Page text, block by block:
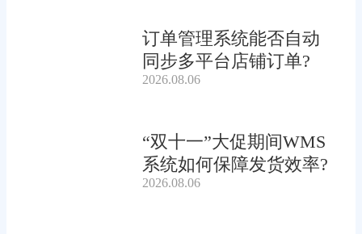
订单管理系统能否自动
同步多平台店铺订单?
2026.08.06
“双十一”大促期间WMS
系统如何保障发货效率?
2026.08.06